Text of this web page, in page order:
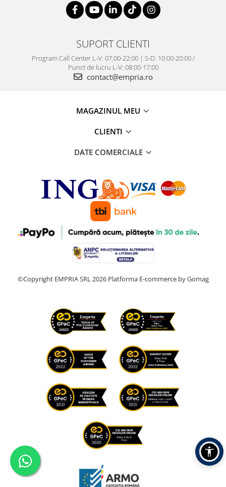
SUPORT CLIENTI
Program Call Center L-V: 07:00-22:00 | S-D: 10:00-20:00 /
Punct de lucru L-V: 08:00-17:00
contact@empria.ro
MAGAZINUL MEU
CLIENTI
DATE COMERCIALE
©Copyright EMPRIA SRL 2026 Platforma E-commerce by Gomag